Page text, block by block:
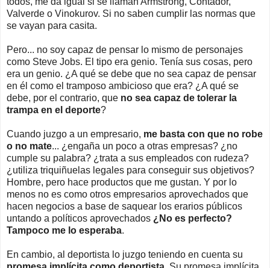
Valverde o Vinokurov. Si no saben cumplir las normas que
se vayan para casita.
Pero... no soy capaz de pensar lo mismo de personajes
como Steve Jobs. El tipo era genio. Tenía sus cosas, pero
era un genio. ¿A qué se debe que no sea capaz de pensar
en él como el tramposo ambicioso que era? ¿A qué se
debe, por el contrario, que no sea capaz de tolerar la
trampa en el deporte?
Cuando juzgo a un empresario, me basta con que no robe
o no mate... ¿engaña un poco a otras empresas? ¿no
cumple su palabra? ¿trata a sus empleados con rudeza?
¿utiliza triquiñuelas legales para conseguir sus objetivos?
Hombre, pero hace productos que me gustan. Y por lo
menos no es como otros empresarios aprovechados que
hacen negocios a base de saquear los erarios públicos
untando a políticos aprovechados ¿No es perfecto?
Tampoco me lo esperaba.
En cambio, al deportista lo juzgo teniendo en cuenta su